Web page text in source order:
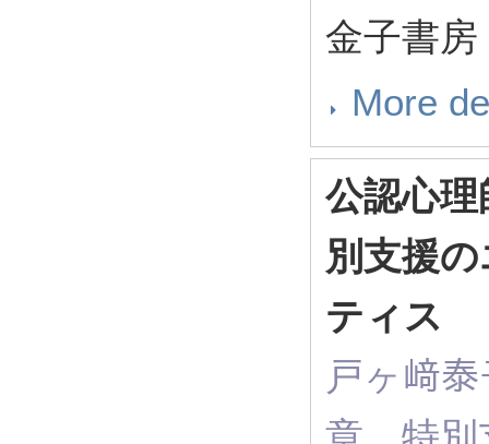
金子書
More
公認心
別支援
ティス
戸ヶ﨑